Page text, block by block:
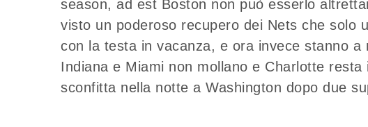
season, ad est Boston non può esserlo
visto un poderoso recupero dei Nets che solo
con la testa in vacanza, e ora invece stanno
Indiana e Miami non mollano e Charlotte
sconfitta nella notte a Washington dopo due